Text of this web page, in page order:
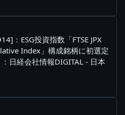
：ESG投資指数「FTSE JPX
Index」構成銘柄に初選定
日経会社情報DIGITAL - 日本